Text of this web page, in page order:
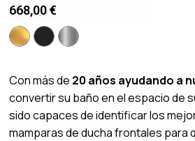
668,00€
Con más de 20 años ayudando a
convertir su baño en el espacio de
sido capaces de identificar los
mamparas de ducha frontales para